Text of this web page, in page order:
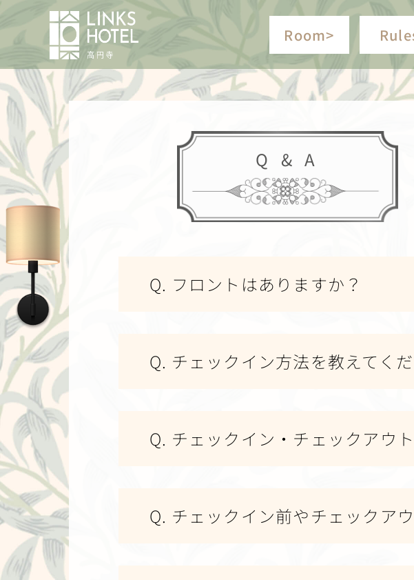
Room>
Q & A
Q. フロントはありますか？
Q. チェックイン方法を教えてく
Q. チェックイン・チェックアウ
Q. チェックイン前やチェックア